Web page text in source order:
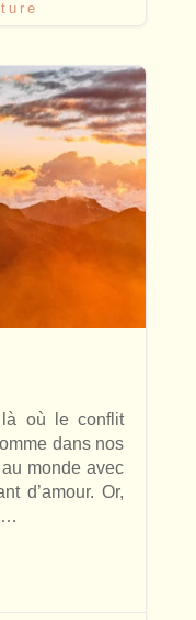
là où le conflit
dans nos
monde avec
d’amour. Or,